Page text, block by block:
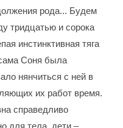
рода... Будем
тридцатью и сорока
инстинктивная тяга
сама Соня была
нянчиться с ней в
их работ время.
справедливо
для тела, дети –